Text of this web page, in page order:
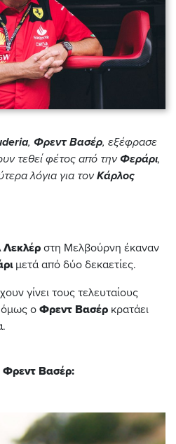
, Φρεντ Βασέρ, εξέφρασε
τεθεί φέτος από τηνΦεράρι,
λόγια για τονΚάρλος
Λεκλέρστη Μελβούρνη έκαναν
μετά από δύο δεκαετίες.
γίνει τους τελευταίους
όμως ο Φρεντ Βασέρ κρατάει
Φρεντ Βασέρ: